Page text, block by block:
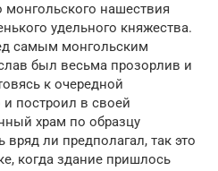
нашествия
удельного княжества.
самым монгольским
был весьма прозорлив и
к очередной
построил в своей
храм по образцу
ли предполагал, так это
когда здание пришлось